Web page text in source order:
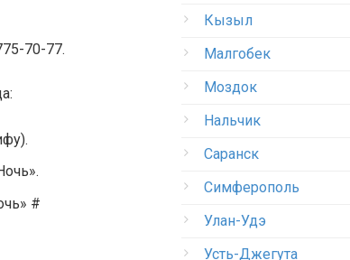
70-77.
#
Кызыл
Малгобек
Моздок
Нальчик
Саранск
Симферополь
Улан-Удэ
Усть-Джегута